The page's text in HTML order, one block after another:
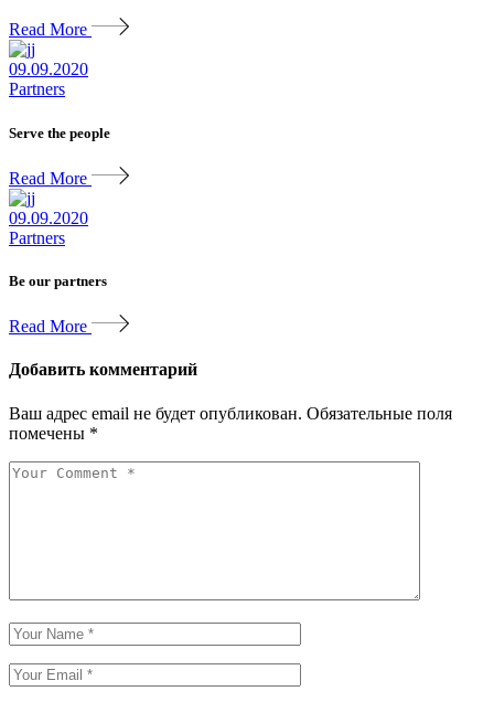
Read More
09.09.2020
Partners
Serve the people
Read More
09.09.2020
Partners
Be our partners
Read More
Добавить комментарий
Ваш адрес email не будет опубликован. Обязательные поля
помечены *